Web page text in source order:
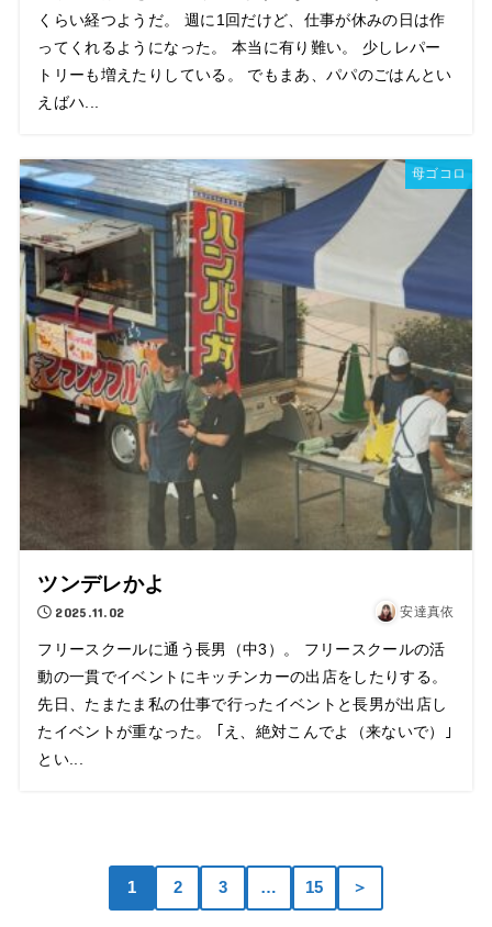
くらい経つようだ。 週に1回だけど、仕事が休みの日は作
ってくれるようになった。 本当に有り難い。 少しレパー
トリーも増えたりしている。 でもまあ、パパのごはんとい
えばハ...
母ゴコロ
ツンデレかよ
2025.11.02 安達真依
フリースクールに通う長男（中3）。 フリースクールの活
動の一貫でイベントにキッチンカーの出店をしたりする。
先日、たまたま私の仕事で行ったイベントと長男が出店し
たイベントが重なった。 ｢え、絶対こんでよ（来ないで）｣
とい...
1 2 3 … 15 ＞